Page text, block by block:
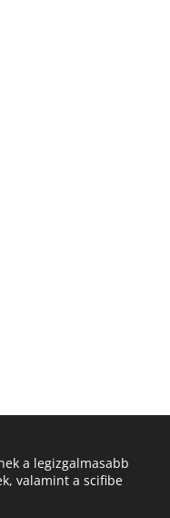
a legizgalmasabb
valamint a scifibe